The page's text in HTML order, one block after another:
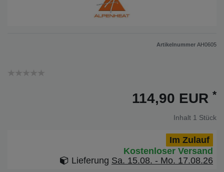
Artikelnummer AH0605
114,90 EUR *
Inhalt 1 Stück
Im Zulauf
Kostenloser Versand
Lieferung Sa. 15.08. - Mo. 17.08.26